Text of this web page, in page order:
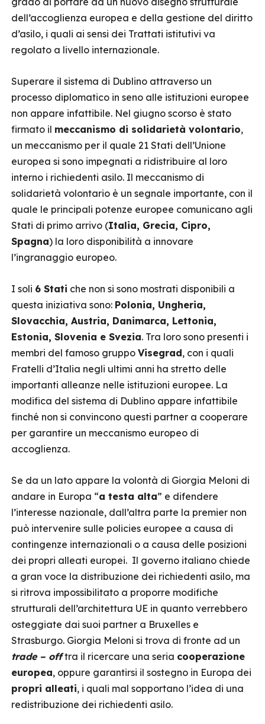
dell’accoglienza europea e della gestione del diritto
d’asilo, i quali ai sensi dei Trattati istitutivi va
regolato a livello internazionale.
Superare il sistema di Dublino attraverso un
processo diplomatico in seno alle istituzioni europee
non appare infattibile. Nel giugno scorso è stato
firmato il meccanismo di solidarietà volontario,
un meccanismo per il quale 21 Stati dell’Unione
europea si sono impegnati a ridistribuire al loro
interno i richiedenti asilo. Il meccanismo di
solidarietà volontario è un segnale importante, con il
quale le principali potenze europee comunicano agli
Stati di primo arrivo (Italia, Grecia, Cipro,
Spagna) la loro disponibilità a innovare
l’ingranaggio europeo.
I soli 6 Stati che non si sono mostrati disponibili a
questa iniziativa sono: Polonia, Ungheria,
Slovacchia, Austria, Danimarca, Lettonia,
Estonia, Slovenia e Svezia. Tra loro sono presenti i
membri del famoso gruppo Visegrad, con i quali
Fratelli d’Italia negli ultimi anni ha stretto delle
importanti alleanze nelle istituzioni europee. La
modifica del sistema di Dublino appare infattibile
finché non si convincono questi partner a cooperare
per garantire un meccanismo europeo di
accoglienza.
Se da un lato appare la volontà di Giorgia Meloni di
andare in Europa “a testa alta” e difendere
l’interesse nazionale, dall’altra parte la premier non
può intervenire sulle policies europee a causa di
contingenze internazionali o a causa delle posizioni
dei propri alleati europei. Il governo italiano chiede
a gran voce la distribuzione dei richiedenti asilo, ma
si ritrova impossibilitato a proporre modifiche
strutturali dell’architettura UE in quanto verrebbero
osteggiate dai suoi partner a Bruxelles e
Strasburgo. Giorgia Meloni si trova di fronte ad un
trade – off tra il ricercare una seria cooperazione
europea, oppure garantirsi il sostegno in Europa dei
propri alleati, i quali mal sopportano l’idea di una
redistribuzione dei richiedenti asilo.